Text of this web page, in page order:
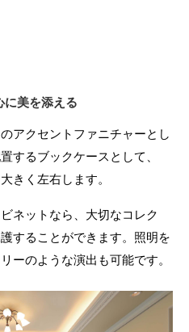
美を添える
アクセントファニチャーとし
するブックケースとして、
きく左右します。
ネットなら、大切なコレク
することができます。照明を
ーのような演出も可能です。